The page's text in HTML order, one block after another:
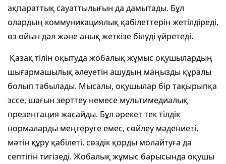
ақпараттық сауаттылығын да дамытады. Бұл
олардың коммуникациялық қабілеттерін жетілдіреді,
өз ойын дәл және анық жеткізе білуді үйретеді.
Қазақ тілін оқытуда жобалық жұмыс оқушылардың
шығармашылық әлеуетін ашудың маңызды құралы
болып табылады. Мысалы, оқушылар бір тақырыпқа
эссе, шағын зерттеу немесе мультимедиалық
презентация жасайды. Бұл әрекет тек тілдік
нормаларды меңгеруге емес, сөйлеу мәдениеті,
мәтін құру қабілеті, сөздік қорды молайтуға да
септігін тигізеді. Жобалық жұмыс барысында оқушы